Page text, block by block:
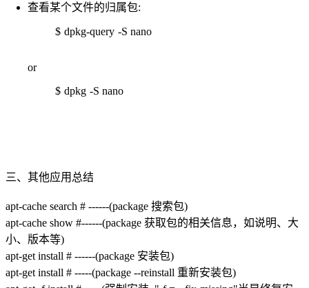
查看某个文件的归属包:
$ dpkg-query -S nano
or
$ dpkg -S nano
三、其他应用总结
apt-cache search # ------(package 搜索包)
apt-cache show #------(package 获取包的相关信息，如说明、大
小、版本等)
apt-get install # ------(package 安装包)
apt-get install # -----(package --reinstall 重新安装包)